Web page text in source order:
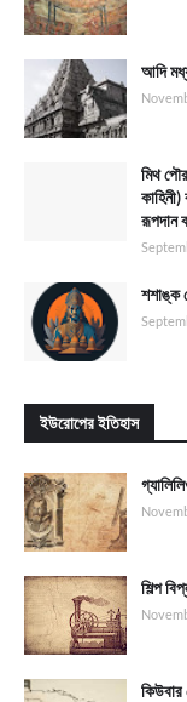
আদি
মিথ
রূপদান
শশাঙ্ক
ইউরোপের ইতিহাস
শিল্প
কিউবার